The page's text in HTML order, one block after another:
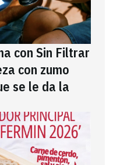
con Sin Filtrar
con zumo
se le da la